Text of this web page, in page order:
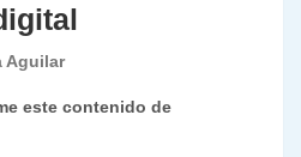
Aguilar
este contenido de